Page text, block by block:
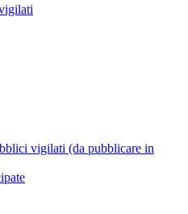
vigilati (da pubblicare in